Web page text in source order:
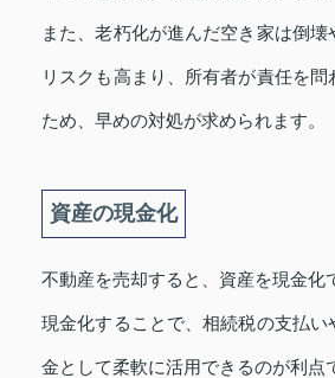
また、老朽化が進んだ空き家は倒
リスクも高まり、所有者が責任を問
ため、早めの対処が求められます。
資産の現金化
不動産を売却すると、資産を現金化
現金化することで、相続税の支払い
金として柔軟に活用できるのが利点